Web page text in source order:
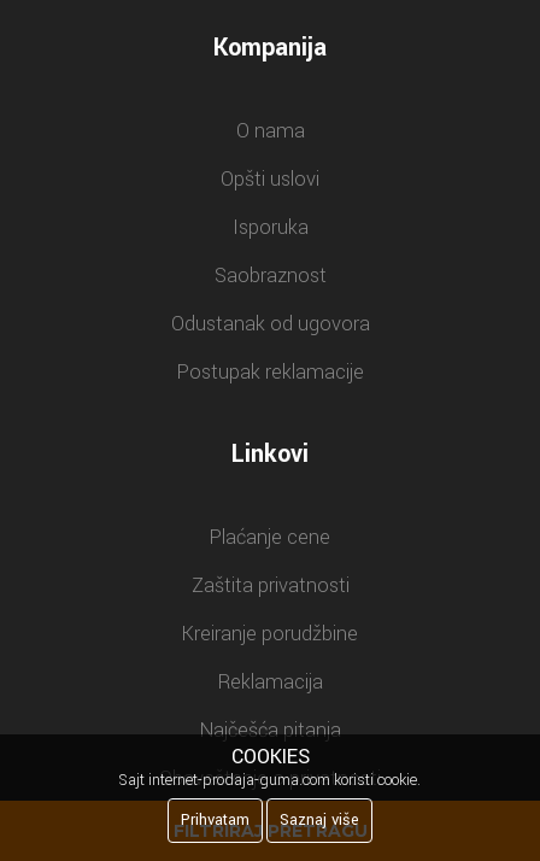
FILTRIRAJ PRETRAGU
Kompanija
O nama
Opšti uslovi
Isporuka
Saobraznost
Odustanak od ugovora
Postupak reklamacije
Linkovi
Plaćanje cene
Zaštita privatnosti
Kreiranje porudžbine
Reklamacija
Najčešća pitanja
Obaveštenje o privatnosti
COOKIES
Sajt internet-prodaja-guma.com koristi cookie.
Prihvatam
Saznaj više